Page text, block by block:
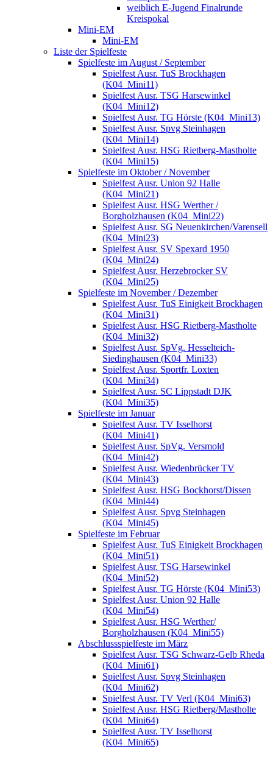
weiblich E-Jugend Finalrunde
Kreispokal
Mini-EM
Mini-EM
Liste der Spielfeste
Spielfeste im August / September
Spielfest Ausr. TuS Brockhagen
(K04_Mini11)
Spielfest Ausr. TSG Harsewinkel
(K04_Mini12)
Spielfest Ausr. TG Hörste (K04_Mini13)
Spielfest Ausr. Spvg Steinhagen
(K04_Mini14)
Spielfest Ausr. HSG Rietberg-Mastholte
(K04_Mini15)
Spielfeste im Oktober / November
Spielfest Ausr. Union 92 Halle
(K04_Mini21)
Spielfest Ausr. HSG Werther /
Borgholzhausen (K04_Mini22)
Spielfest Ausr. SG Neuenkirchen/Varensell
(K04_Mini23)
Spielfest Ausr. SV Spexard 1950
(K04_Mini24)
Spielfest Ausr. Herzebrocker SV
(K04_Mini25)
Spielfeste im November / Dezember
Spielfest Ausr. TuS Einigkeit Brockhagen
(K04_Mini31)
Spielfest Ausr. HSG Rietberg-Mastholte
(K04_Mini32)
Spielfest Ausr. SpVg. Hesselteich-
Siedinghausen (K04_Mini33)
Spielfest Ausr. Sportfr. Loxten
(K04_Mini34)
Spielfest Ausr. SC Lippstadt DJK
(K04_Mini35)
Spielfeste im Januar
Spielfest Ausr. TV Isselhorst
(K04_Mini41)
Spielfest Ausr. SpVg. Versmold
(K04_Mini42)
Spielfest Ausr. Wiedenbrücker TV
(K04_Mini43)
Spielfest Ausr. HSG Bockhorst/Dissen
(K04_Mini44)
Spielfest Ausr. Spvg Steinhagen
(K04_Mini45)
Spielfeste im Februar
Spielfest Ausr. TuS Einigkeit Brockhagen
(K04_Mini51)
Spielfest Ausr. TSG Harsewinkel
(K04_Mini52)
Spielfest Ausr. TG Hörste (K04_Mini53)
Spielfest Ausr. Union 92 Halle
(K04_Mini54)
Spielfest Ausr. HSG Werther/
Borgholzhausen (K04_Mini55)
Abschlussspielfeste im März
Spielfest Ausr. TSG Schwarz-Gelb Rheda
(K04_Mini61)
Spielfest Ausr. Spvg Steinhagen
(K04_Mini62)
Spielfest Ausr. TV Verl (K04_Mini63)
Spielfest Ausr. HSG Rietberg/Mastholte
(K04_Mini64)
Spielfest Ausr. TV Isselhorst
(K04_Mini65)